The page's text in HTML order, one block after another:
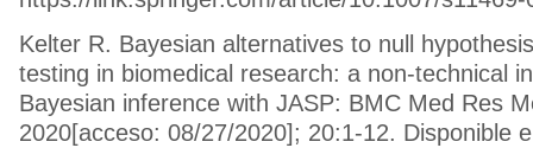
Kelter R. Bayesian alternatives to null
testing in biomedical research: a non-technical
Bayesian inference with JASP: BMC Med Res
2020[acceso: 08/27/2020]; 20:1-12. Disponible